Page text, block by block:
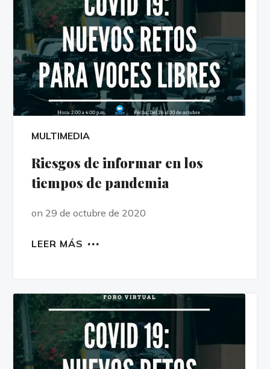
MULTIMEDIA
Riesgos de informar en los
tiempos de pandemia
on 29 de octubre de 2020
LEER MÁS